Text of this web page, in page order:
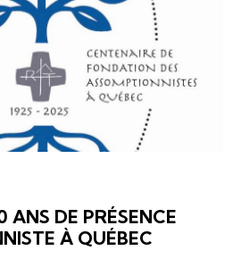
ANS DE PRÉSENCE
À QUÉBEC